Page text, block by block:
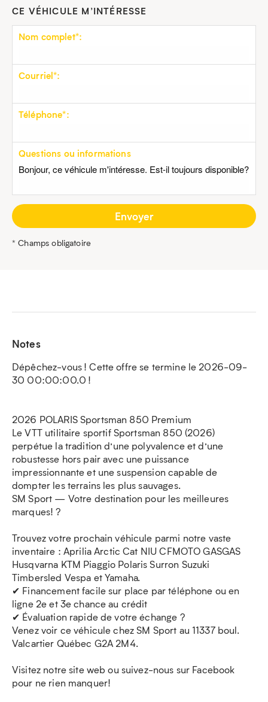
CE VÉHICULE M’INTÉRESSE
Nom complet*:
Courriel*:
Téléphone*:
Questions ou informations
* Champs obligatoire
Notes
Dépêchez-vous ! Cette offre se termine le 2026-09-
30 00:00:00.0 !
2026 POLARIS Sportsman 850 Premium
Le VTT utilitaire sportif Sportsman 850 (2026)
perpétue la tradition d’une polyvalence et d’une
robustesse hors pair avec une puissance
impressionnante et une suspension capable de
dompter les terrains les plus sauvages.
SM Sport — Votre destination pour les meilleures
marques! ?
Trouvez votre prochain véhicule parmi notre vaste
inventaire : Aprilia Arctic Cat NIU CFMOTO GASGAS
Husqvarna KTM Piaggio Polaris Surron Suzuki
Timbersled Vespa et Yamaha.
✔ Financement facile sur place par téléphone ou en
ligne 2e et 3e chance au crédit
✔ Évaluation rapide de votre échange ?
Venez voir ce véhicule chez SM Sport au 11337 boul.
Valcartier Québec G2A 2M4.
Visitez notre site web ou suivez-nous sur Facebook
pour ne rien manquer!